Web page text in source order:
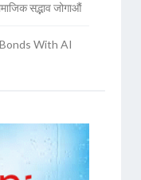
सद्भाव जोगाऔं
With AI